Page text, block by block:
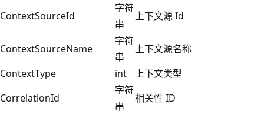
ContextSourceId
字符
串
上下文源 Id
ContextSourceName
字符
串
上下文源名称
ContextType
int
上下文类型
CorrelationId
字符
串
相关性 ID